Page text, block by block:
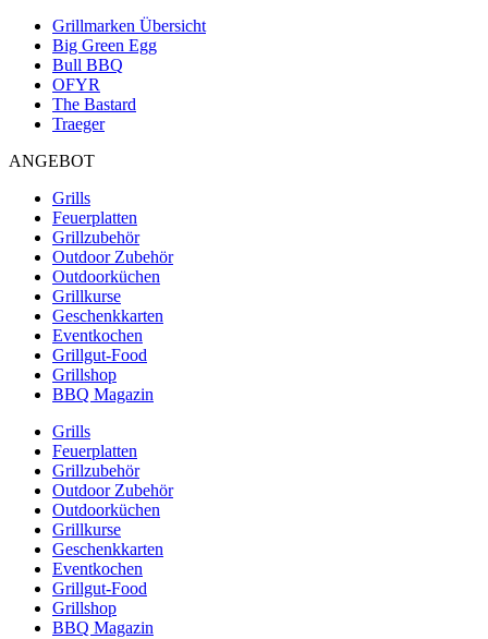
Grillmarken Übersicht
Big Green Egg
Bull BBQ
OFYR
The Bastard
Traeger
ANGEBOT
Grills
Feuerplatten
Grillzubehör
Outdoor Zubehör
Outdoorküchen
Grillkurse
Geschenkkarten
Eventkochen
Grillgut-Food
Grillshop
BBQ Magazin
Grills
Feuerplatten
Grillzubehör
Outdoor Zubehör
Outdoorküchen
Grillkurse
Geschenkkarten
Eventkochen
Grillgut-Food
Grillshop
BBQ Magazin